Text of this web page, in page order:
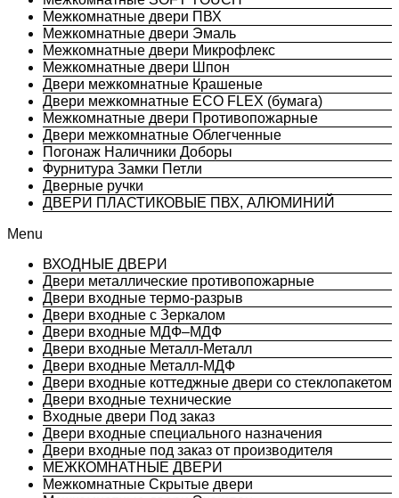
Межкомнатные двери ПВХ
Межкомнатные двери Эмаль
Межкомнатные двери Микрофлекс
Межкомнатные двери Шпон
Двери межкомнатные Крашеные
Двери межкомнатные ECO FLEX (бумага)
Межкомнатные двери Противопожарные
Двери межкомнатные Облегченные
Погонаж Наличники Доборы
Фурнитура Замки Петли
Дверные ручки
ДВЕРИ ПЛАСТИКОВЫЕ ПВХ, АЛЮМИНИЙ
Menu
ВХОДНЫЕ ДВЕРИ
Двери металлические противопожарные
Двери входные термо-разрыв
Двери входные с Зеркалом
Двери входные МДФ–МДФ
Двери входные Металл-Металл
Двери входные Металл-МДФ
Двери входные коттеджные двери со стеклопакетом
Двери входные технические
Входные двери Под заказ
Двери входные специального назначения
Двери входные под заказ от производителя
МЕЖКОМНАТНЫЕ ДВЕРИ
Межкомнатные Скрытые двери